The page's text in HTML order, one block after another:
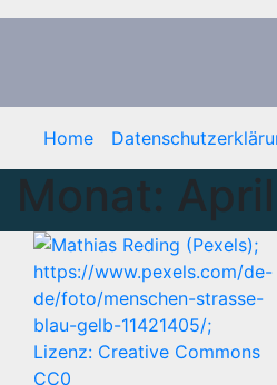
Zum
Home
Monat: